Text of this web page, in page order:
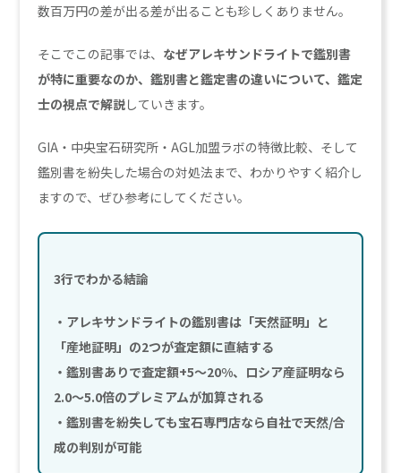
数百万円の差が出る差が出ることも珍しくありません。
そこでこの記事では、 なぜアレキサンドライトで鑑別書
が特に重要なのか、鑑別書と鑑定書の違いについて、鑑定
士の視点で解説していきます。
GIA・中央宝石研究所・AGL加盟ラボの特徴比較、そして
鑑別書を紛失した場合の対処法まで、わかりやすく紹介し
ますので、ぜひ参考にしてください。
3行でわかる結論
・アレキサンドライトの鑑別書は「天然証明」と
「産地証明」の2つが査定額に直結する
・鑑別書ありで査定額+5〜20%、ロシア産証明なら
2.0〜5.0倍のプレミアムが加算される
・鑑別書を紛失しても宝石専門店なら自社で天然/合
成の判別が可能